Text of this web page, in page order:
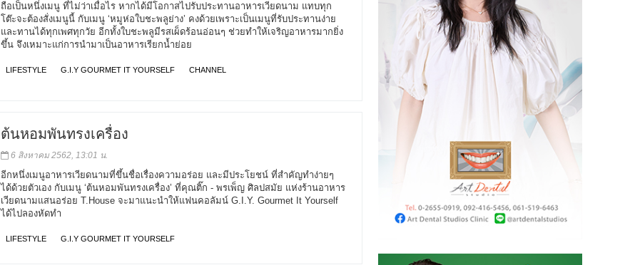
ถือเป็นหนึ่งเมนู ที่ไม่ว่าเมื่อไร หากได้มีโอกาสไปรับประทานอาหารเวียดนาม แทบทุก
โต๊ะจะต้องสั่งเมนูนี้ กับเมนู ‘หมูห่อใบชะพลูย่าง’ คงด้วยเพราะเป็นเมนูที่รับประทานง่าย
และทานได้ทุกเพศทุกวัย อีกทั้งใบชะพลูมีรสเผ็ดร้อนอ่อนๆ ช่วยทำให้เจริญอาหารมากยิ่ง
ขึ้น จึงเหมาะแก่การนำมาเป็นอาหารเรียกน้ำย่อย
LIFESTYLE G.I.Y GOURMET IT YOURSELF CHANNEL
ต้นหอมพันทรงเครื่อง
6 สิงหาคม 2562, 13:01 น.
อีกหนึ่งเมนูอาหารเวียดนามที่ขึ้นชื่อเรื่องความอร่อย และมีประโยชน์ ที่สำคัญทำง่ายๆ
ได้ด้วยตัวเอง กับเมนู ‘ต้นหอมพันทรงเครื่อง’ ที่คุณติ๊ก - พรเพ็ญ ศิลปสมัย แห่งร้านอาหาร
เวียดนามแสนอร่อย T.House จะมาแนะนำให้แฟนคอลัมน์ G.I.Y. Gourmet It Yourself
ได้ไปลองหัดทำ
LIFESTYLE G.I.Y GOURMET IT YOURSELF